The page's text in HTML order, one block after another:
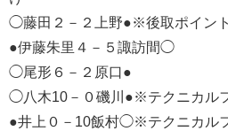
◯藤田２－２上野●※後取ポイン
●伊藤朱里４－５諏訪間◯
◯尾形６－２原口●
◯八木10－０磯川●※テクニカル
●井上０－10飯村◯※テクニカル